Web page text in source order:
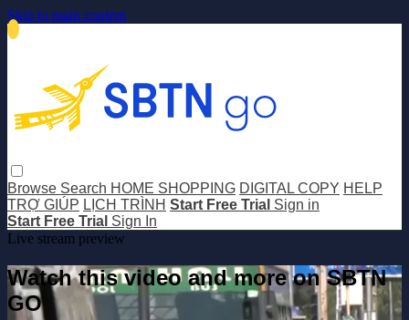
Skip to main content
Browse Search HOME SHOPPING DIGITAL COPY HELP
TRỢ GIÚP LỊCH TRÌNH Start Free Trial Sign in
Start Free Trial Sign In
Live stream preview
Watch this video and more on SBTN
GO